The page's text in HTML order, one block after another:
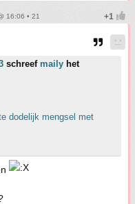
16:06 • 21
schreef maily het
dodelijk mengsel met